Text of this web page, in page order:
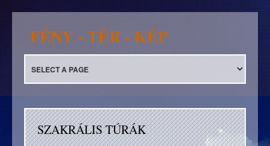
FÉNY - TÉR - KÉP
SZAKRÁLIS TÚRÁK